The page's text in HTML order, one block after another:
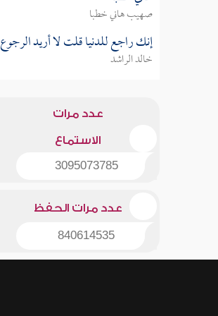
صهيب هاني خطبا
إنك راجع للدنيا قلت لا أريد الرجوع
خالد الراشد
عدد مرات
الاستماع
3095073785
عدد مرات الحفظ
840614535